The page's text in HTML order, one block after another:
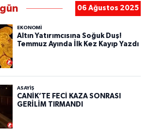
06 Ağustos 2025
EKONOMİ
Altın Yatırımcısına Soğuk Duş!
Temmuz Ayında İlk Kez Kayıp Yazdı
ASAYIŞ
CANİK’TE FECİ KAZA SONRASI
GERİLİM TIRMANDI